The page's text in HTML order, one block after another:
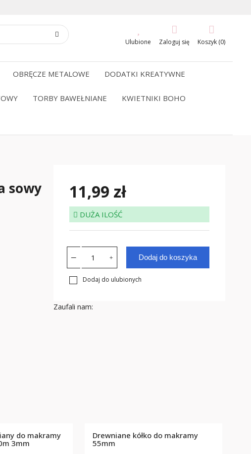
Ulubione Zaloguj się Koszyk (0)
OBRĘCZE METALOWE DODATKI KREATYWNE
TORBY BAWEŁNIANE KWIETNIKI BOHO
sowy
11,99 zł
DUŻA ILOŚĆ
Dodaj do koszyka
Dodaj do ulubionych
Zaufali nam:
do makramy
3mm
Drewniane kółko do makramy
55mm